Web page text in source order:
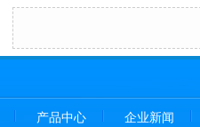
产品中心 企业新闻